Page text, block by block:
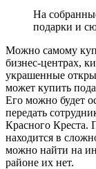
На
подарки и
Можно самому
бизнес-центрах,
украшенные
может купить
Его можно будет
передать
Красного Креста.
находится в
можно найти на
районе их нет.